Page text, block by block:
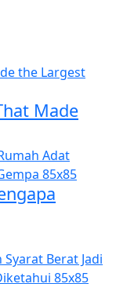
Made